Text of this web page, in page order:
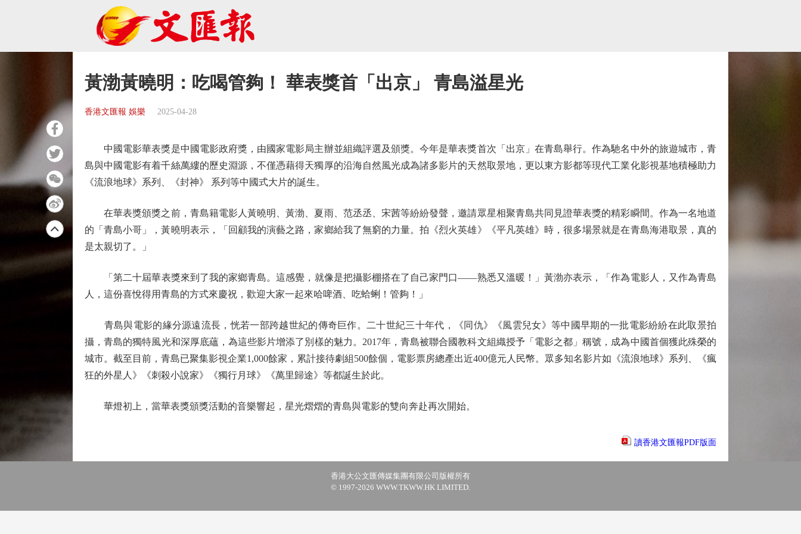
黃渤黃曉明：吃喝管夠！ 華表獎首「出京」 青島溢星光
香港文匯報 娛樂 2025-04-28
中國電影華表獎是中國電影政府獎，由國家電影局主辦並組織評選及頒獎。今年是華表獎首次「出京」在青島舉行。作為馳名中外的旅遊城市，青
島與中國電影有着千絲萬縷的歷史淵源，不僅憑藉得天獨厚的沿海自然風光成為諸多影片的天然取景地，更以東方影都等現代工業化影視基地積極助力
《流浪地球》系列、《封神》 系列等中國式大片的誕生。
在華表獎頒獎之前，青島籍電影人黃曉明、黃渤、夏雨、范丞丞、宋茜等紛紛發聲，邀請眾星相聚青島共同見證華表獎的精彩瞬間。作為一名地道
的「青島小哥」，黃曉明表示，「回顧我的演藝之路，家鄉給我了無窮的力量。拍《烈火英雄》《平凡英雄》時，很多場景就是在青島海港取景，真的
是太親切了。」
「第二十屆華表獎來到了我的家鄉青島。這感覺，就像是把攝影棚搭在了自己家門口——熟悉又溫暖！」黃渤亦表示，「作為電影人，又作為青島
人，這份喜悅得用青島的方式來慶祝，歡迎大家一起來哈啤酒、吃蛤蜊！管夠！」
青島與電影的緣分源遠流長，恍若一部跨越世紀的傳奇巨作。二十世紀三十年代，《同仇》《風雲兒女》等中國早期的一批電影紛紛在此取景拍
攝，青島的獨特風光和深厚底蘊，為這些影片增添了別樣的魅力。2017年，青島被聯合國教科文組織授予「電影之都」稱號，成為中國首個獲此殊榮的
城市。截至目前，青島已聚集影視企業1,000餘家，累計接待劇組500餘個，電影票房總產出近400億元人民幣。眾多知名影片如《流浪地球》系列、《瘋
狂的外星人》《刺殺小說家》《獨行月球》《萬里歸途》等都誕生於此。
華燈初上，當華表獎頒獎活動的音樂響起，星光熠熠的青島與電影的雙向奔赴再次開始。
讀香港文匯報PDF版面
香港大公文匯傳媒集團有限公司版權所有
© 1997-2026 WWW.TKWW.HK LIMITED.